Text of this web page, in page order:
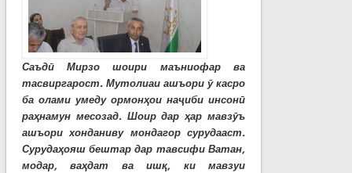
Саъдӣ Мирзо шоири маъниофар ва
тасвиргарост. Мутолиаи ашъори ӯ касро
ба олами умеду ормонҳои наҷиби инсонӣ
раҳнамун месозад. Шоир дар ҳар мавзӯъ
ашъори хонданиву мондагор сурудааст.
Сурудаҳояш бештар дар тавсифи Ватан,
модар, ваҳдат ва ишқ, ки мавзуи